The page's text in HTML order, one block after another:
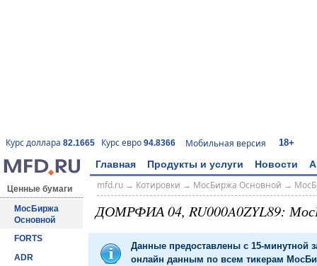
Курс доллара 82.1665 Курс евро 94.8366 Мобильная версия 18+
Главная Продукты и услуги Новости
Ценные бумаги
МосБиржа
Основной
FORTS
ADR
mfd.ru→ Котировки → МосБиржа Основной →
ДОМРФИА 04, RU000A0ZYL89:
Данные предоставлены с 15-минутной
онлайн данным по всем тикерам